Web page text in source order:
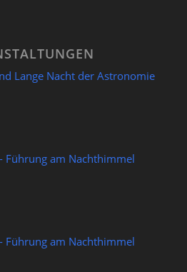
Lange Nacht der Astronomie
Führung am Nachthimmel
Führung am Nachthimmel